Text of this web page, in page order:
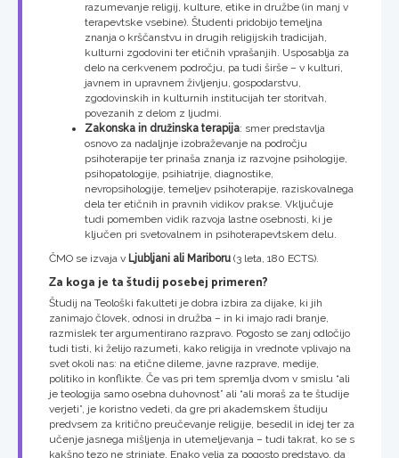
razumevanje religij, kulture, etike in družbe (in manj v
terapevtske vsebine). Študenti pridobijo temeljna
znanja o krščanstvu in drugih religijskih tradicijah,
kulturni zgodovini ter etičnih vprašanjih. Usposablja za
delo na cerkvenem področju, pa tudi širše – v kulturi,
javnem in upravnem življenju, gospodarstvu,
zgodovinskih in kulturnih institucijah ter storitvah,
povezanih z delom z ljudmi.
Zakonska in družinska terapija: smer predstavlja
osnovo za nadaljnje izobraževanje na področju
psihoterapije ter prinaša znanja iz razvojne psihologije,
psihopatologije, psihiatrije, diagnostike,
nevropsihologije, temeljev psihoterapije, raziskovalnega
dela ter etičnih in pravnih vidikov prakse. Vključuje
tudi pomemben vidik razvoja lastne osebnosti, ki je
ključen pri svetovalnem in psihoterapevtskem delu.
ČMO se izvaja v Ljubljani ali Mariboru (3 leta, 180 ECTS).
Za koga je ta študij posebej primeren?
Študij na Teološki fakulteti je dobra izbira za dijake, ki jih
zanimajo človek, odnosi in družba – in ki imajo radi branje,
razmislek ter argumentirano razpravo. Pogosto se zanj odločijo
tudi tisti, ki želijo razumeti, kako religija in vrednote vplivajo na
svet okoli nas: na etične dileme, javne razprave, medije,
politiko in konflikte. Če vas pri tem spremlja dvom v smislu “ali
je teologija samo osebna duhovnost” ali “ali moraš za te študije
verjeti”, je koristno vedeti, da gre pri akademskem študiju
predvsem za kritično preučevanje religije, besedil in idej ter za
učenje jasnega mišljenja in utemeljevanja – tudi takrat, ko se s
kakšno tezo ne strinjate. Enako velja za pogosto predstavo, da